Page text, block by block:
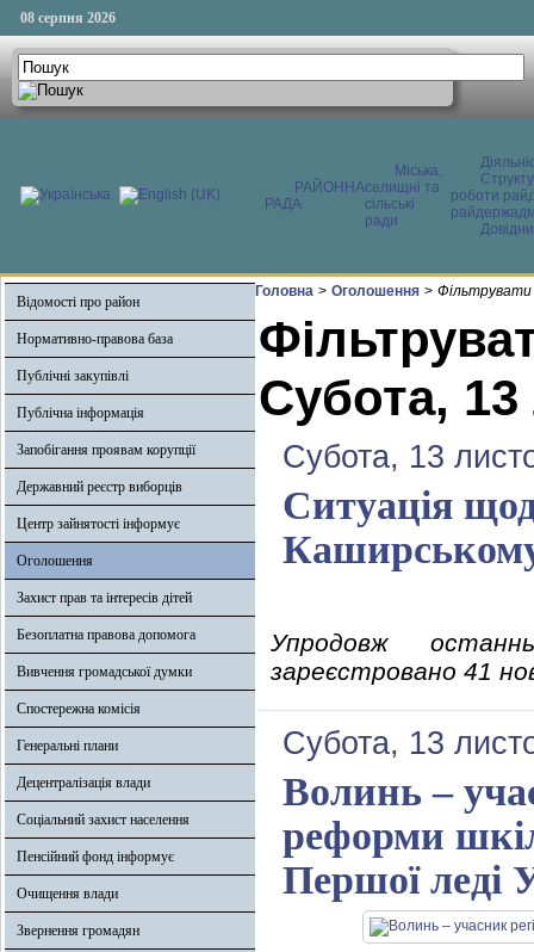
08 серпня 2026
РАЙОННА
РАДА
Міська,
селищні та
сільські
ради
роботи
Відомості про район
Нормативно-правова база
Публічні закупівлі
Публічна інформація
Запобігання проявам корупції
Державний реєстр виборців
Центр зайнятості інформує
Оголошення
Захист прав та інтересів дітей
Безоплатна правова допомога
Вивчення громадської думки
Спостережна комісія
Генеральні плани
Децентралізація влади
Соціальний захист населення
Пенсійний фонд інформує
Очищення влади
Звернення громадян
Головна > Оголошення >
Субота,
Субота, 13
Ситуація
Упродовж
зареєстровано 41
Субота, 13
Волинь –
реформи
Першої леді